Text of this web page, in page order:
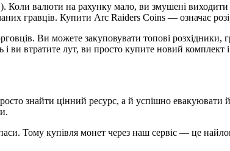
Коли валюти на рахунку мало, ви змушені
гравців. Купити Arc Raiders Coins — означає
Ви можете закуповувати топові розхідники,
ви втратите лут, ви просто купите новий комплект
знайти цінний ресурс, а й успішно евакуювати
Тому купівля монет через наш сервіс — це